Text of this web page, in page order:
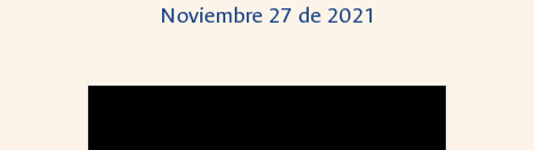
Noviembre 27 de 2021